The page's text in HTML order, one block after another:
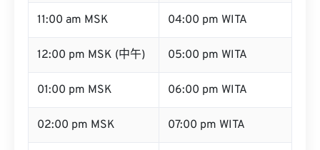
11:00 am MSK 04:00 pm WITA
12:00 pm MSK (中午) 05:00 pm WITA
01:00 pm MSK 06:00 pm WITA
02:00 pm MSK 07:00 pm WITA